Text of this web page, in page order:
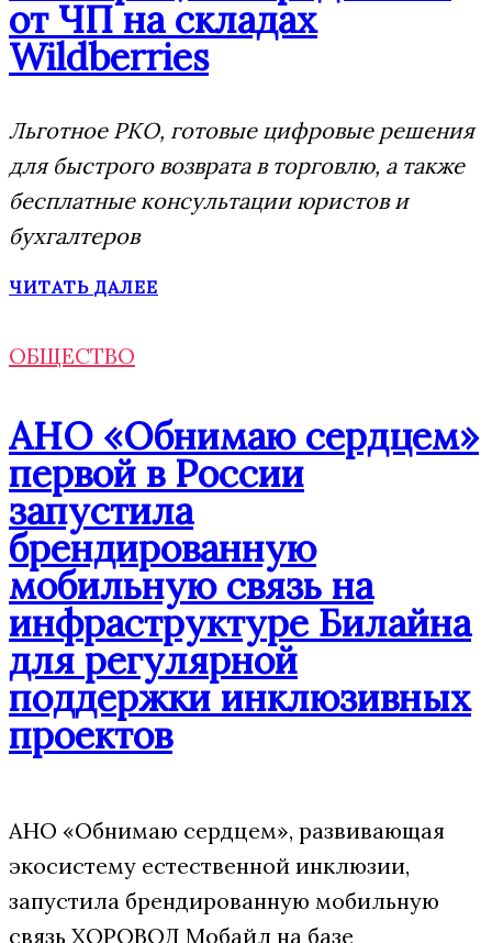
от ЧП на складах
Wildberries
Льготное РКО, готовые цифровые решения
для быстрого возврата в торговлю, а также
бесплатные консультации юристов и
бухгалтеров
ЧИТАТЬ ДАЛЕЕ
ОБЩЕСТВО
АНО «Обнимаю сердцем»
первой в России
запустила
брендированную
мобильную связь на
инфраструктуре Билайна
для регулярной
поддержки инклюзивных
проектов
АНО «Обнимаю сердцем», развивающая
экосистему естественной инклюзии,
запустила брендированную мобильную
связь ХОРОВОД Мобайл на базе